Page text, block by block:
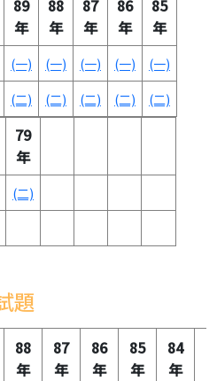
89
年
88
年
87
年
86
年
85
年
(一) (一) (一) (一)
(一)
(二) (二) (二) (二) (二)
79
年
(二)
題
88
年
87
年
86
年
85
年
84
年